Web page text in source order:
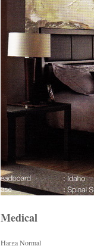
Medical
Harga Normal